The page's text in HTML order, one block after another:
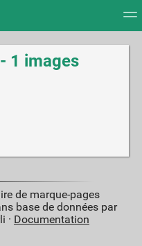
Quotidien Flux
1 images
de marque-pages
base de données par
· Documentation